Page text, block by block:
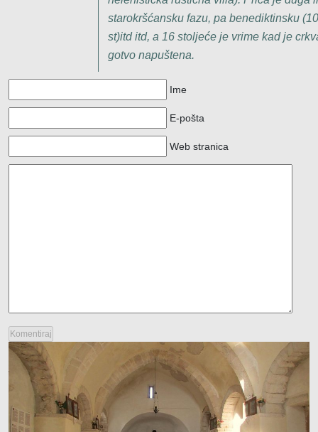
starokršćansku fazu, pa benediktinsku
st)itd itd, a 16 stoljeće je vrime kad je
gotvo napuštena.
Ime
E-pošta
Web stranica